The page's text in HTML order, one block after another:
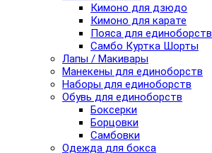
Кимоно для дзюдо
Кимоно для карате
Пояса для единоборств
Самбо Куртка Шорты
Лапы / Макивары
Манекены для единоборств
Наборы для единоборств
Обувь для единоборств
Боксерки
Борцовки
Самбовки
Одежда для бокса